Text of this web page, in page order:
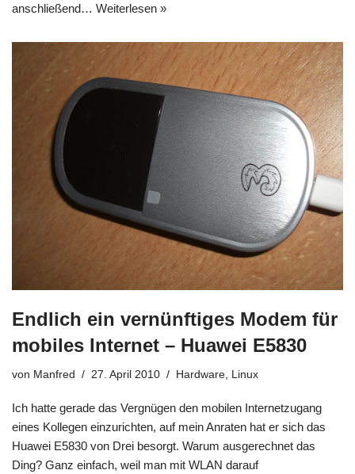
anschließend… Weiterlesen »
Endlich ein vernünftiges Modem für
mobiles Internet – Huawei E5830
von Manfred 27. April 2010 Hardware Linux
Ich hatte gerade das Vergnügen den mobilen Internetzugang
eines Kollegen einzurichten, auf mein Anraten hat er sich das
Huawei E5830 von Drei besorgt. Warum ausgerechnet das
Ding? Ganz einfach, weil man mit WLAN darauf